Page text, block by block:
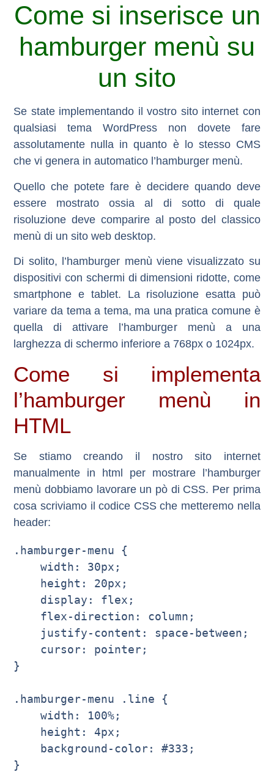
Come si inserisce un
hamburger menù su
un sito
Se state implementando il vostro sito internet con
qualsiasi tema WordPress non dovete fare
assolutamente nulla in quanto è lo stesso CMS
che vi genera in automatico l’hamburger menù.
Quello che potete fare è decidere quando deve
essere mostrato ossia al di sotto di quale
risoluzione deve comparire al posto del classico
menù di un sito web desktop.
Di solito, l’hamburger menù viene visualizzato su
dispositivi con schermi di dimensioni ridotte, come
smartphone e tablet. La risoluzione esatta può
variare da tema a tema, ma una pratica comune è
quella di attivare l’hamburger menù a una
larghezza di schermo inferiore a 768px o 1024px.
Come si implementa
l’hamburger menù in
HTML
Se stiamo creando il nostro sito internet
manualmente in html per mostrare l’hamburger
menù dobbiamo lavorare un pò di CSS. Per prima
cosa scriviamo il codice CSS che metteremo nella
header:
.hamburger-menu {
    width: 30px;
}
.hamburger-menu .line {
    width: 100%;